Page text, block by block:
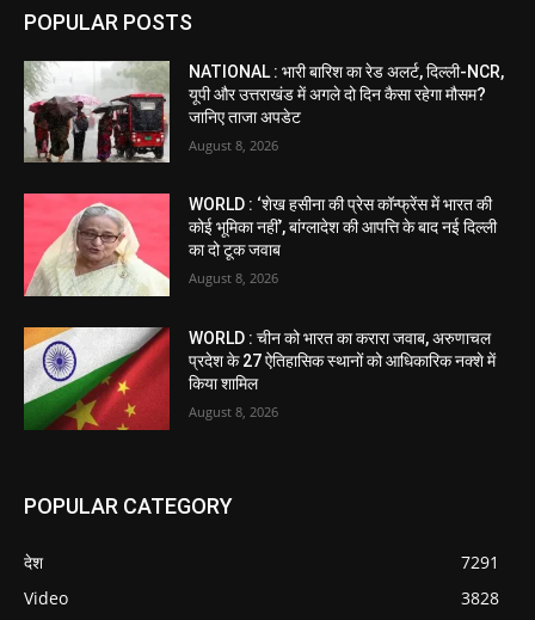
POPULAR POSTS
NATIONAL : भारी बारिश का रेड अलर्ट, दिल्ली-NCR,
यूपी और उत्तराखंड में अगले दो दिन कैसा रहेगा मौसम?
जानिए ताजा अपडेट
August 8, 2026
WORLD : ‘शेख हसीना की प्रेस कॉन्फ्रेंस में भारत की
कोई भूमिका नहीं’, बांग्लादेश की आपत्ति के बाद नई दिल्ली
का दो टूक जवाब
August 8, 2026
WORLD : चीन को भारत का करारा जवाब, अरुणाचल
प्रदेश के 27 ऐतिहासिक स्थानों को आधिकारिक नक्शे में
किया शामिल
August 8, 2026
POPULAR CATEGORY
देश
7291
Video
3828